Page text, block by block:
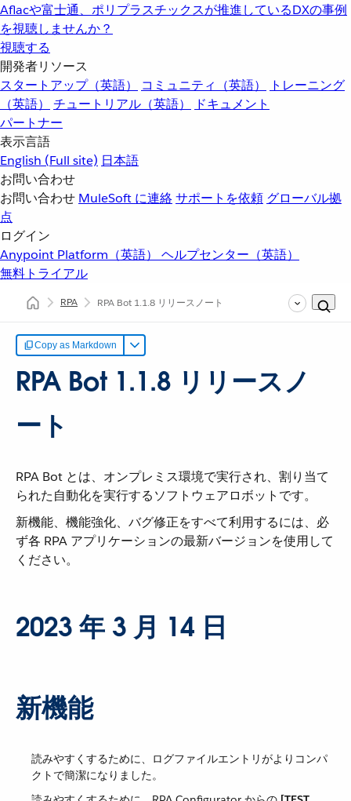
Aflacや富士通、ポリプラスチックスが推進しているDXの事例
を視聴しませんか？
視聴する
開発者リソース
スタートアップ（英語）
コミュニティ（英語）
トレーニング
（英語）
チュートリアル（英語）
ドキュメント
パートナー
表示言語
English (Full site) 日本語
お問い合わせ
お問い合わせ MuleSoft に連絡サポートを依頼 グローバル拠
点
ログイン
Anypoint Platform（英語） ヘルプセンター（英語）
無料トライアル
RPA RPA Bot 1.1.8 リリースノート
Copy as Markdown
RPA Bot 1.1.8 リリースノ
ート
RPA Bot とは、オンプレミス環境で実行され、割り当て
られた自動化を実行するソフトウェアロボットです。
新機能、機能強化、バグ修正をすべて利用するには、必
ず各 RPA アプリケーションの最新バージョンを使用して
ください。
2023 年 3 月 14 日
新機能
読みやすくするために、ログファイルエントリがよりコンパ
クトで簡潔になりました。